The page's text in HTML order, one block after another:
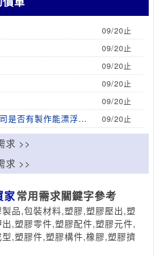
09/20止
09/20止
09/20止
09/20止
09/20止
是否有製作能漂浮水
09/20止
求 >>
求 >>
家常用需求關鍵字參考
品,包裝材料,塑膠,塑膠壓出,塑
,塑膠零件,塑膠配件,塑膠元件,
,塑膠件,塑膠構件,橡膠,塑膠擠